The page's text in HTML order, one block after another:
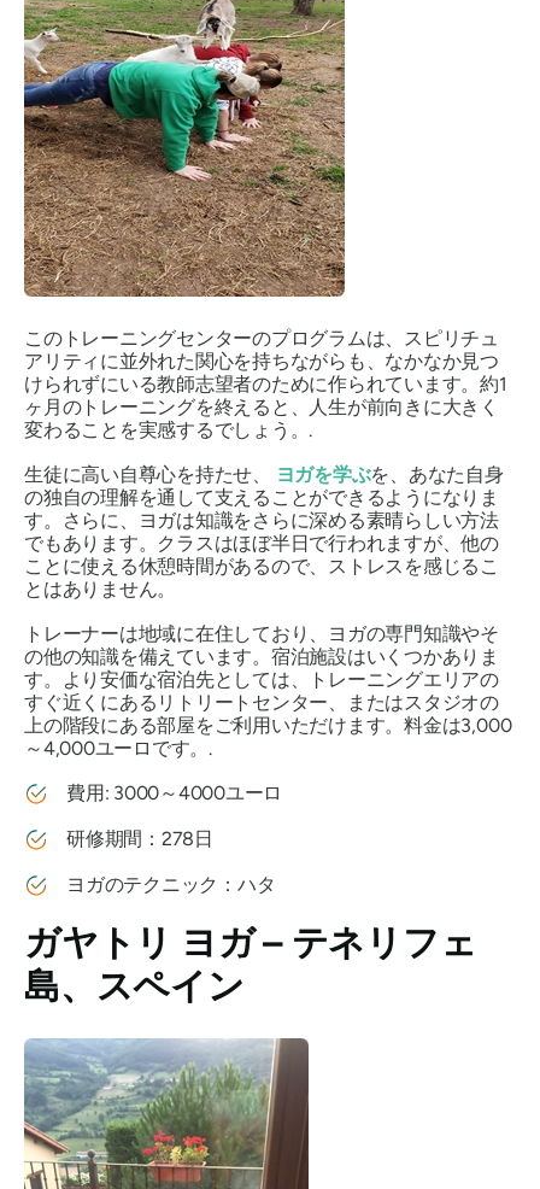
このトレーニングセンターのプログラムは、スピリチュ
アリティに並外れた関心を持ちながらも、なかなか見つ
けられずにいる教師志望者のために作られています。約1
ヶ月のトレーニングを終えると、人生が前向きに大きく
変わることを実感するでしょう。.
生徒に高い自尊心を持たせ、
ヨガを学ぶを、あなた自身
の独自の理解を通して支えることができるようになりま
す。さらに、ヨガは知識をさらに深める素晴らしい方法
でもあります。クラスはほぼ半日で行われますが、他の
ことに使える休憩時間があるので、ストレスを感じるこ
とはありません。
トレーナーは地域に在住しており、ヨガの専門知識やそ
の他の知識を備えています。宿泊施設はいくつかありま
す。より安価な宿泊先としては、トレーニングエリアの
すぐ近くにあるリトリートセンター、またはスタジオの
上の階段にある部屋をご利用いただけます。料金は3,000
～4,000ユーロです。.
費用: 3000～4000ユーロ
研修期間：278日
ヨガのテクニック：ハタ
ガヤトリ ヨガ – テネリフェ
島、スペイン